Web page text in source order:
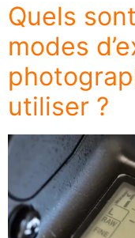
Quels
modes
utiliser ?